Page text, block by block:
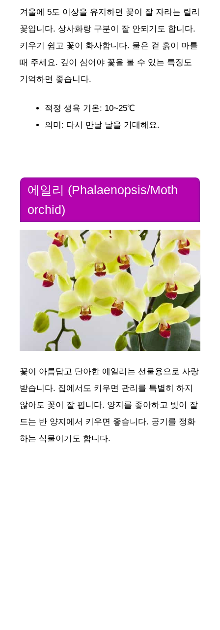
겨울에 5도 이상을 유지하면 꽃이 잘 자라는 릴리
꽃입니다. 상사화랑 구분이 잘 안되기도 합니다.
키우기 쉽고 꽃이 화사합니다. 물은 겉 흙이 마를
때 주세요. 깊이 심어야 꽃을 볼 수 있는 특징도
기억하면 좋습니다.
적정 생육 기온: 10~25℃
의미: 다시 만날 날을 기대해요.
에일리 (Phalaenopsis/Moth
orchid)
꽃이 아름답고 단아한 에일리는 선물용으로 사랑
받습니다. 집에서도 키우면 관리를 특별히 하지
않아도 꽃이 잘 핍니다. 양지를 좋아하고 빛이 잘
드는 반 양지에서 키우면 좋습니다. 공기를 정화
하는 식물이기도 합니다.